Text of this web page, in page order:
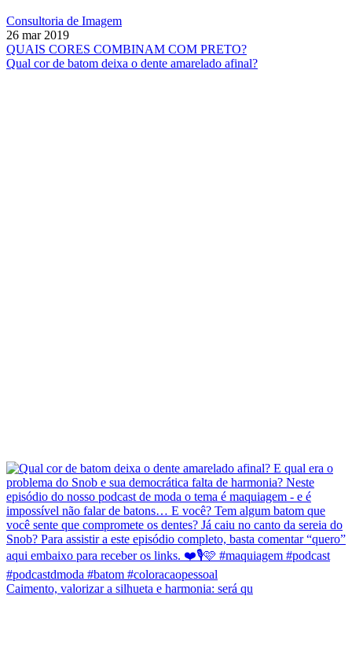
Consultoria de Imagem
26 mar 2019
QUAIS CORES COMBINAM COM PRETO?
Qual cor de batom deixa o dente amarelado afinal?
Caimento, valorizar a silhueta e harmonia: será qu